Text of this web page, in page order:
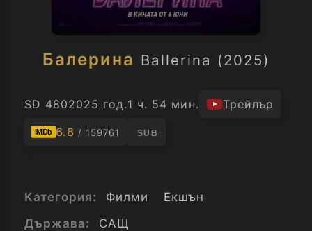
Балерина Ballerina (2025)
SD 4802025 год.1 ч. 54 мин. Трейлър
IMDb 6.8 / 159761 SUB
Категория: Филми
Екшън
Държава:
САЩ